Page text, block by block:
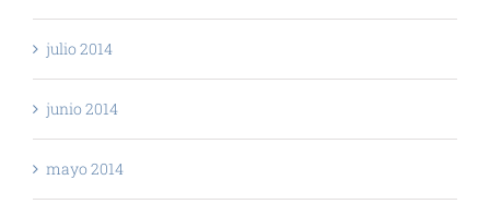
julio 2014
junio 2014
mayo 2014